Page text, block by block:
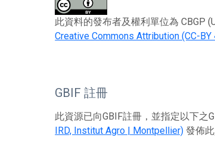
此資料的發布者及權利單位為 CBGP
Creative Commons Attribution (CC-
GBIF 註冊
此資源已向GBIF註冊，並指定以下之
IRD, Institut Agro | Montpellier) 發佈